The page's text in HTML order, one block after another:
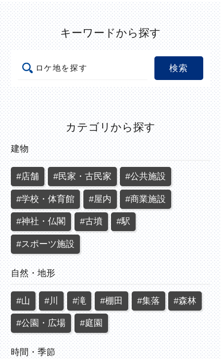
エキストラ要請 REQUEST
よくあるご質問 FAQ
お問い合わせ CONTACT
キーワードから探す
カテゴリから探す
建物
#店舗 #民家・古民家 #公共施設
#学校・体育館 #屋内 #商業施設
#神社・仏閣 #古墳 #駅
#スポーツ施設
自然・地形
#山 #川 #滝 #棚田 #集落 #森林
#公園・広場 #庭園
時間・季節
建物 自然・地形 時間・季節 その他
#店舗 #民家・古民家 #公共施設
#学校・体育館 #屋内 #商業施設
#神社・仏閣 #古墳 #駅
#スポーツ施設
#山 #川 #集落
#森林 #公園・広場 #庭園
#春 #桜
#行祭事 #歴史 #伝統 #朝
#日の出 #夜
#町並み #路地・並木道
#石段